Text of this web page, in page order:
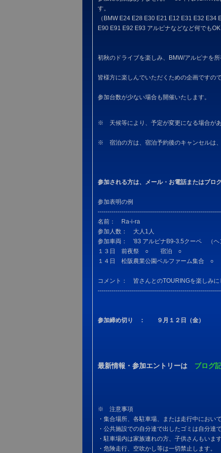
す。
（BMW E24 E28 E30 E21 E12 E31 E32
E90 E91 E92 E93 アルピナなどなど何でもOK
初秋のドライブを楽しみ、BMW/アルピナを
皆様方に楽しんでいただくための企画ですの
参加台数が少ない場合も開催いたします。
※ 天候等により、予定が変更になる場合があ
※ 宿泊の方は、宿泊予約後のキャンセルは、
参加される方は、メール・お電話またはブロ
参加表明の例
名前： Ra-i-ra
参加人数： 大人1人
参加車両： '83 アルピナB9-3.5クーペ （ヘ
１３日 前夜祭 ○ 宿泊 ○
１４日 松阪農業公園ベルファーム集
コメント： 皆さんとのTOURINGを楽しみに
参加締め切り ： ９月１２日（金）
最新情報・参加エントリーは ブログ
※ 注意事項
・集合場所、各駐車場、または走行中におい
・公共施設での自分達で出したゴミは自分達
・駐車場内は家族連れの方、子供さんもいま
・危険走行、空吹かし等は一切禁止します。